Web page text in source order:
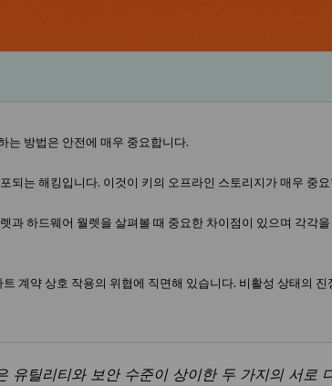
는 방법은 안전에 매우 중요합니다.
는 해킹입니다. 이것이 키의 오프라인 스토리지가 매우 중
하드웨어 월렛을 살펴볼 때 중요한 차이점이 있으며 각각
계약 상호 작용의 위협에 직면해 있습니다. 비활성 상태의 진
유틸리티와 보안 수준이 상이한 두 가지의 서로